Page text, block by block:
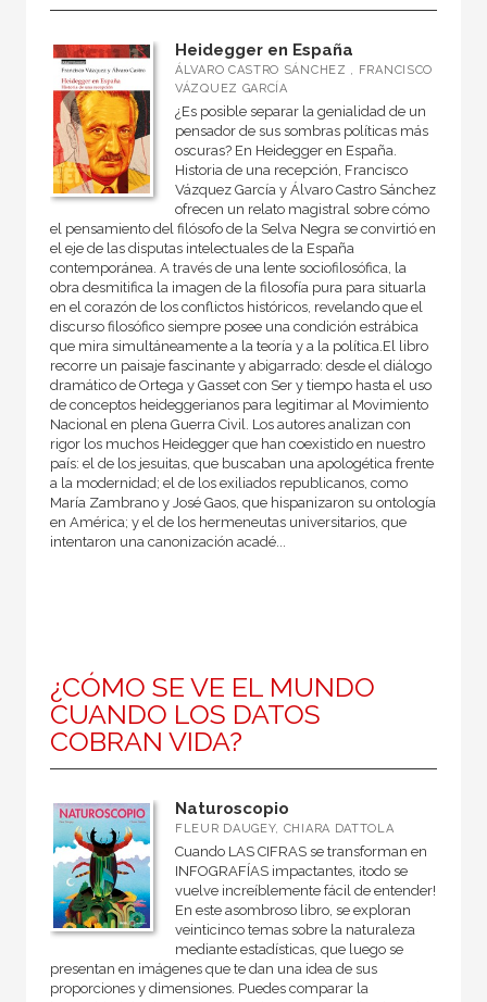
Heidegger en España
ÁLVARO CASTRO SÁNCHEZ , FRANCISCO
VÁZQUEZ GARCÍA
¿Es posible separar la genialidad de un
pensador de sus sombras políticas más
oscuras? En Heidegger en España.
Historia de una recepción, Francisco
Vázquez García y Ál­varo Castro Sánchez
ofrecen un relato magistral sobre cómo
el pensamiento del filósofo de la Selva Negra se convirtió en
el eje de las disputas intelectuales de la España
contemporánea. A través de una lente sociofilosófica, la
obra desmitifica la ima­gen de la filosofía pura para situarla
en el corazón de los con­flictos históricos, revelando que el
discurso filosófico siempre posee una condición estrábica
que mira simultáneamente a la teoría y a la política.El libro
recorre un paisaje fascinante y abigarrado: desde el diá­logo
dramático de Ortega y Gasset con Ser y tiempo hasta el uso
de conceptos heideggerianos para legitimar al Movimiento
Nacional en plena Guerra Civil. Los autores analizan con
rigor los muchos Heidegger que han coexistido en nuestro
país: el de los jesuitas, que buscaban una apologética frente
a la modernidad; el de los exiliados republicanos, como
María Zambra­no y José Gaos, que hispanizaron su ontología
en América; y el de los hermeneutas universitarios, que
intentaron una canoni­zación acadé...
¿CÓMO SE VE EL MUNDO
CUANDO LOS DATOS
COBRAN VIDA?
Naturoscopio
FLEUR DAUGEY, CHIARA DATTOLA
Cuando LAS CIFRAS se transforman en
INFOGRAFÍAS impactantes, ¡todo se
vuelve increíblemente fácil de entender!
En este asombroso libro, se exploran
veinticinco temas sobre la naturaleza
mediante estadísticas, que luego se
presentan en imágenes que te dan una idea de sus
proporciones y dimensiones. Puedes comparar la